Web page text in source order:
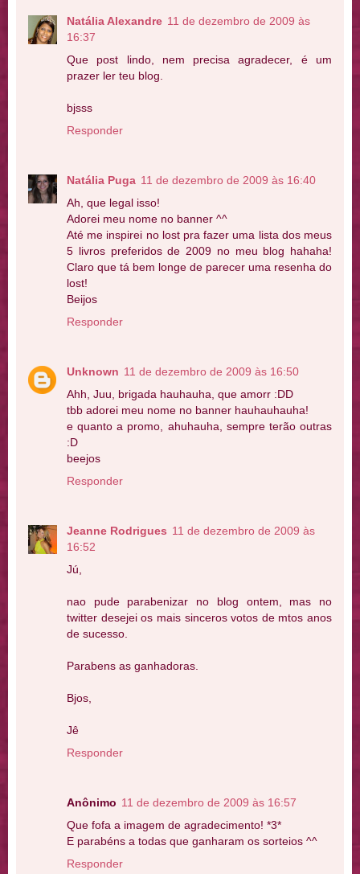
Natália Alexandre 11 de dezembro de 2009 às
16:37
Que post lindo, nem precisa agradecer, é um
prazer ler teu blog.
bjsss
Responder
Natália Puga 11 de dezembro de 2009 às 16:40
Ah, que legal isso!
Adorei meu nome no banner ^^
Até me inspirei no lost pra fazer uma lista dos meus
5 livros preferidos de 2009 no meu blog hahaha!
Claro que tá bem longe de parecer uma resenha do
lost!
Beijos
Responder
Unknown 11 de dezembro de 2009 às 16:50
Ahh, Juu, brigada hauhauha, que amorr :DD
tbb adorei meu nome no banner hauhauhauha!
e quanto a promo, ahuhauha, sempre terão outras
:D
beejos
Responder
Jeanne Rodrigues 11 de dezembro de 2009 às
16:52
Jú,
nao pude parabenizar no blog ontem, mas no
twitter desejei os mais sinceros votos de mtos anos
de sucesso.
Parabens as ganhadoras.
Bjos,
Jê
Responder
Anônimo 11 de dezembro de 2009 às 16:57
Que fofa a imagem de agradecimento! *3*
E parabéns a todas que ganharam os sorteios ^^
Responder